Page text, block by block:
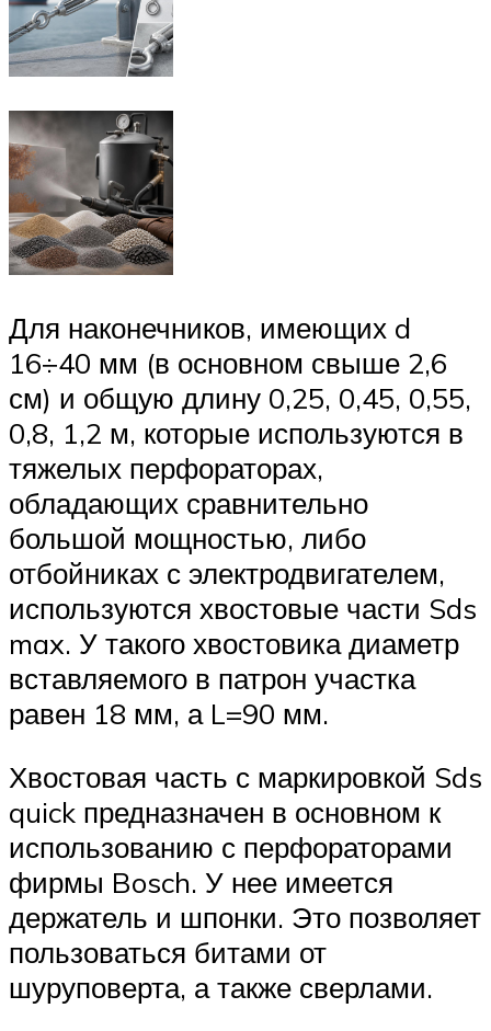
Для наконечников, имеющих d
16÷40 мм (в основном свыше 2,6
см) и общую длину 0,25, 0,45, 0,55,
0,8, 1,2 м, которые используются в
тяжелых перфораторах,
обладающих сравнительно
большой мощностью, либо
отбойниках с электродвигателем,
используются хвостовые части Sds
max. У такого хвостовика диаметр
вставляемого в патрон участка
равен 18 мм, а L=90 мм.
Хвостовая часть с маркировкой Sds
quick предназначен в основном к
использованию с перфораторами
фирмы Bosch. У нее имеется
держатель и шпонки. Это позволяет
пользоваться битами от
шуруповерта, а также сверлами.